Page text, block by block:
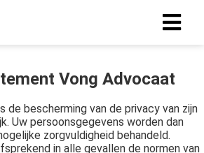
Vong Advocaat
de bescherming van de privacy van zijn
Uw persoonsgegevens worden dan
zorgvuldigheid behandeld.
in alle gevallen de normen van